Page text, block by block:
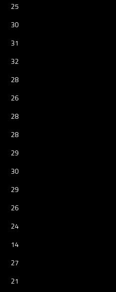
25
30
31
32
28
26
28
28
29
30
29
26
24
14
27
21